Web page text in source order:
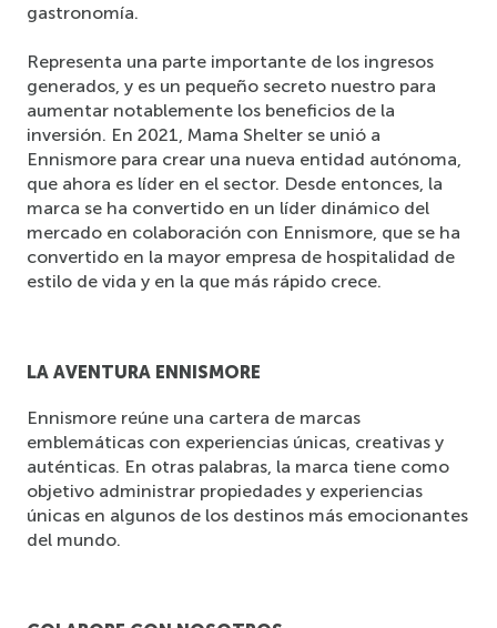
gastronomía.
Representa una parte importante de los ingresos
generados, y es un pequeño secreto nuestro para
aumentar notablemente los beneficios de la
inversión. En 2021, Mama Shelter se unió a
Ennismore para crear una nueva entidad autónoma,
que ahora es líder en el sector. Desde entonces, la
marca se ha convertido en un líder dinámico del
mercado en colaboración con Ennismore, que se ha
convertido en la mayor empresa de hospitalidad de
estilo de vida y en la que más rápido crece.
LA AVENTURA ENNISMORE
Ennismore reúne una cartera de marcas
emblemáticas con experiencias únicas, creativas y
auténticas. En otras palabras, la marca tiene como
objetivo administrar propiedades y experiencias
únicas en algunos de los destinos más emocionantes
del mundo.